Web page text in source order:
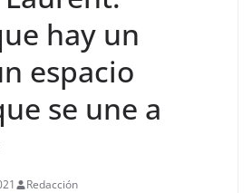
hay un
espacio
se une a
Redacción